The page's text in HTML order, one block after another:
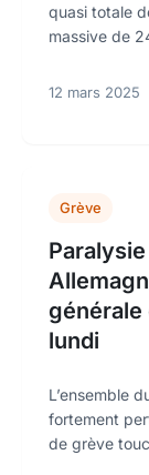
quasi totale
massive de
12 mars 2025
Grève
lundi
L’ensemble
fortement
de grève